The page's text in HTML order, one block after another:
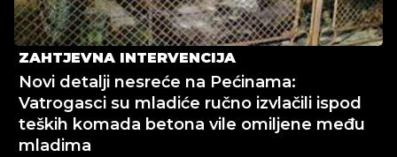
ZAHTJEVNA INTERVENCIJA
Novi detalji nesreće na Pećinama:
Vatrogasci su mladiće ručno izvlačili ispod
teških komada betona vile omiljene među
mladima